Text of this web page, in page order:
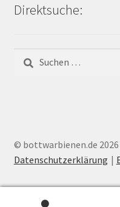
Direktsuche:
Suchen
nach:
© bottwarbienen.de 2026
Datenschutzerklärung